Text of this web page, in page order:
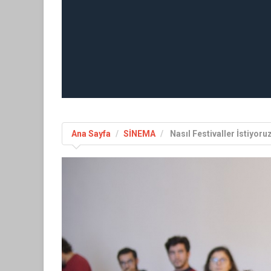
Ana Sayfa SİNEMA Nasıl Festivaller